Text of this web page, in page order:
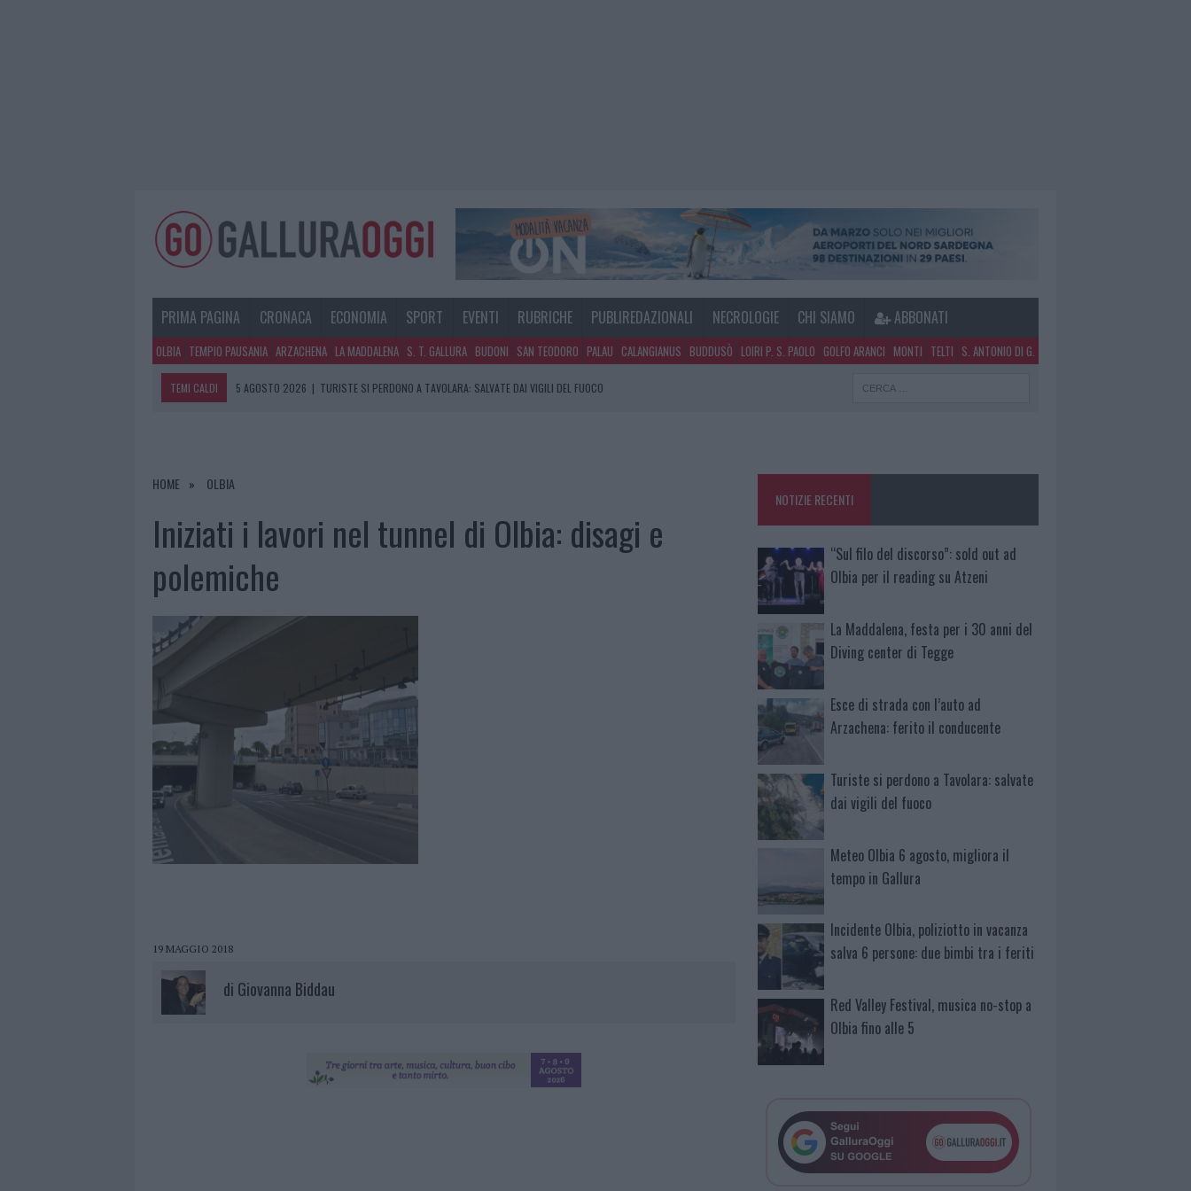
PRIMA PAGINA CRONACA ECONOMIA SPORT EVENTI RUBRICHE PUBLIREDAZIONALI NECROLOGIE CHI SIAMO ABBONATI
OLBIA TEMPIO PAUSANIA ARZACHENA LA MADDALENA S. T. GALLURA BUDONI SAN TEODORO PALAU CALANGIANUS BUDDUSÒ LOIRI P. S. PAOLO GOLFO ARANCI MONTI TELTI S. ANTONIO DI G.
TEMI CALDI 5 AGOSTO 2026 | METEO OLBIA 6 AGOSTO, MIGLIORA IL TEMPO IN GALLURA
5 AGOSTO 2026
HOME OLBIA
Iniziati i lavori nel tunnel di Olbia: disagi e
polemiche
19 MAGGIO 2018
di Giovanna Biddau
NOTIZIE RECENTI
“Sul filo del discorso”: sold out ad
Olbia per il reading su Atzeni
La Maddalena, festa per i 30 anni del
Diving center di Tegge
Esce di strada con l’auto ad
Arzachena: ferito il conducente
Turiste si perdono a Tavolara: salvate
dai vigili del fuoco
Meteo Olbia 6 agosto, migliora il
tempo in Gallura
Incidente Olbia, poliziotto in vacanza
salva 6 persone: due bimbi tra i feriti
Red Valley Festival, musica no-stop a
Olbia fino alle 5